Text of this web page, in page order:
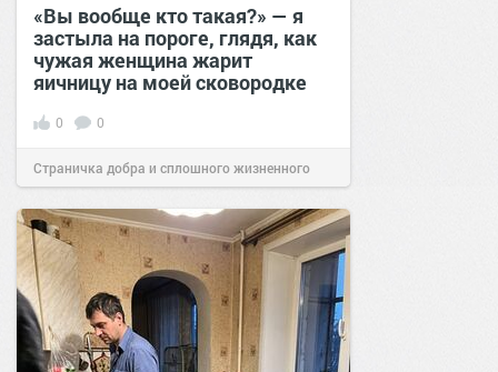
«Вы вообще кто такая?» — я
застыла на пороге, глядя, как
чужая женщина жарит
яичницу на моей сковородке
0 0
Страничка добра и сплошного жизненного
позитива!11:38Сегодня